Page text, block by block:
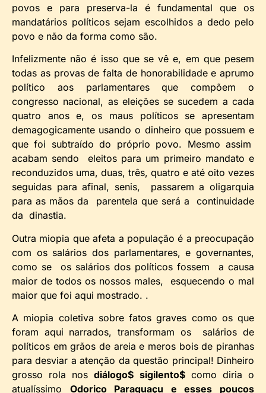
povos e para preserva-la é fundamental que os
mandatários políticos sejam escolhidos a dedo pelo
povo e não da forma como são.
Infelizmente não é isso que se vê e, em que pesem
todas as provas de falta de honorabilidade e aprumo
político aos parlamentares que compõem o
congresso nacional, as eleições se sucedem a cada
quatro anos e, os maus políticos se apresentam
demagogicamente usando o dinheiro que possuem e
que foi subtraído do próprio povo. Mesmo assim
acabam sendo eleitos para um primeiro mandato e
reconduzidos uma, duas, três, quatro e até oito vezes
seguidas para afinal, senis, passarem a oligarquia
para as mãos da parentela que será a continuidade
da dinastia.
Outra miopia que afeta a população é a preocupação
com os salários dos parlamentares, e governantes,
como se os salários dos políticos fossem a causa
maior de todos os nossos males, esquecendo o mal
maior que foi aqui mostrado. .
A miopia coletiva sobre fatos graves como os que
foram aqui narrados, transformam os salários de
políticos em grãos de areia e meros bois de piranhas
para desviar a atenção da questão principal! Dinheiro
grosso rola nosdiálogo$ sigilento$como diria o
atualíssimo Odorico Paraguaçu e esses poucos